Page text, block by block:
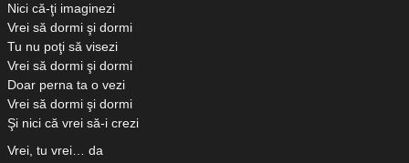
Nici că-ţi imaginezi
Vrei să dormi şi dormi
Tu nu poţi să visezi
Vrei să dormi şi dormi
Doar perna ta o vezi
Vrei să dormi şi dormi
Şi nici că vrei să-i crezi
Vrei, tu vrei… da